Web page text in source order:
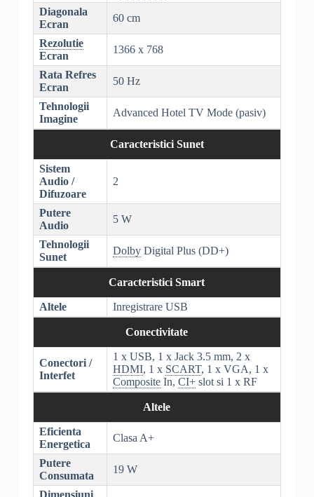
Diagonala
Ecran
60 cm
Rezolutie
Ecran
1366 x 768
Rata Refres
Ecran
50 Hz
Tehnologii
Imagine
Advanced Hotel TV Mode (pasiv)
Caracteristici Sunet
Sistem
Audio /
Difuzoare
2
Putere
Audio
5 W
Tehnologii
Sunet
DolbyDigital Plus (DD+)
Caracteristici Smart
Altele Inregistrare USB
Conectivitate
Conectori /
Interfet
1 x USB, 1 x Jack 3.5 mm, 2 x
HDMI, 1 x SCART, 1 x VGA, 1 x
CompositeIn, CI+slot si 1 x RF
Altele
Eficienta
Energetica
Clasa A+
Putere
Consumata
19 W